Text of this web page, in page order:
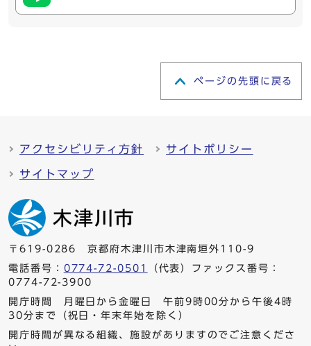
ページの先頭に戻る
アクセシビリティ方針 サイトポリシー
サイトマップ
〒619-0286 京都府木津川市木津南垣外110-9
電話番号： 0774-72-0501
（代表）ファックス番号：
0774-72-3900
開庁時間 月曜日から金曜日 午前9時00分から午後4時
30分まで（祝日・年末年始を除く）
開庁時間が異なる組織、施設がありますのでご注意くださ